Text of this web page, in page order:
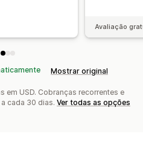
Avaliação
Mostrar original
em USD. Cobranças recorrentes e
cada 30 dias. Ver todas as opções